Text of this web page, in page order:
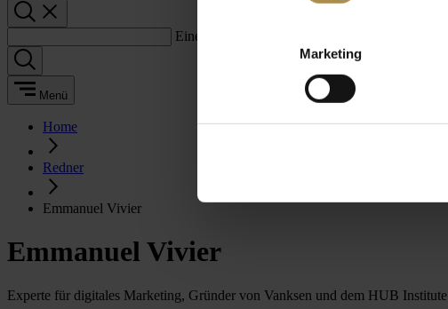
Marketing
Einen Suchbegriff eingeben:
Menü
Home
Redner
Emmanuel Vivier
Emmanuel Vivier
Experte für digitales Marketing, Gründer von Vanksen und dem HUB Institute